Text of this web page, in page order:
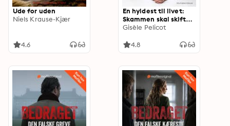
Ude for uden
Niels Krause-Kjær
4.6
En hyldest til livet:
Skammen skal skifte
side
Gisèle Pelicot
4.8